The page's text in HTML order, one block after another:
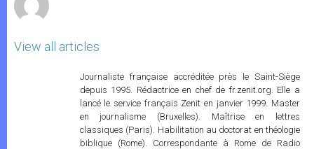
View all articles
Journaliste française accréditée près le Saint-Siège
depuis 1995. Rédactrice en chef de fr.zenit.org. Elle a
lancé le service français Zenit en janvier 1999. Master
en journalisme (Bruxelles). Maîtrise en lettres
classiques (Paris). Habilitation au doctorat en théologie
biblique (Rome). Correspondante à Rome de Radio